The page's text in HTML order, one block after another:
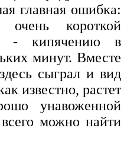
главная ошибка:
очень короткой
- кипячению в
минут. Вместе
сыграл и вид
известно, растет
унавоженной
можно найти